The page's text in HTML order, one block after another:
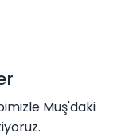
Muş'daki